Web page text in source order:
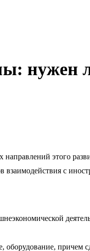
нужен
этого
взаимодействия с
причем